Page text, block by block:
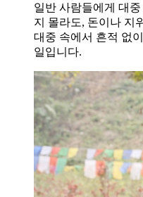
일반 사람들에게 대
지 몰라도, 돈이나 지
대중 속에서 흔적 없
일입니다.